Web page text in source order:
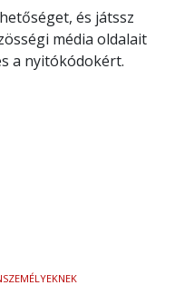
és játssz
média oldalait
a nyitókódokért.